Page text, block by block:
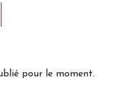
pour le moment.